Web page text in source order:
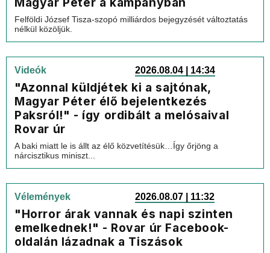
Felföldi József Tisza-szopó milliárdos bejegyzését változtatás
nélkül közöljük.
Videók 2026.08.04 | 14:34
"Azonnal küldjétek ki a sajtónak,
Magyar Péter élő bejelentkezés
Paksról!" - így ordibált a melósaival
Rovar úr
A baki miatt le is állt az élő közvetítésük…Így őrjöng a
nárcisztikus miniszt...
Vélemények 2026.08.07 | 11:32
"Horror árak vannak és napi szinten
emelkednek!" - Rovar úr Facebook-
oldalán lázadnak a Tiszások